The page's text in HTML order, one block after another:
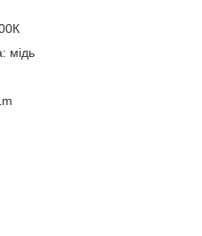
мідь